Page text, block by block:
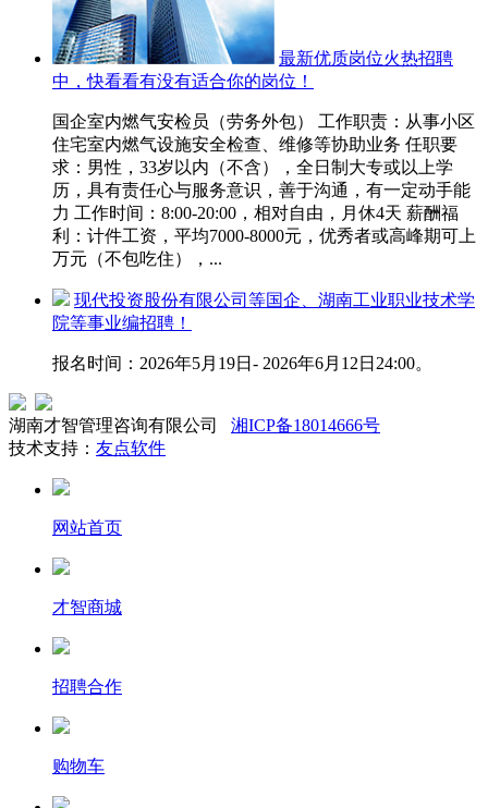
最新优质岗位火热招聘
中，快看看有没有适合你的岗位！
国企室内燃气安检员（劳务外包） 工作职责：从事小区
住宅室内燃气设施安全检查、维修等协助业务 任职要
求：男性，33岁以内（不含），全日制大专或以上学
历，具有责任心与服务意识，善于沟通，有一定动手能
力 工作时间：8:00-20:00，相对自由，月休4天 薪酬福
利：计件工资，平均7000-8000元，优秀者或高峰期可上
万元（不包吃住），...
现代投资股份有限公司等国企、湖南工业职业技术学
院等事业编招聘！
报名时间：2026年5月19日- 2026年6月12日24:00。
湖南才智管理咨询有限公司 湘ICP备18014666号
技术支持： 友点软件
网站首页
才智商城
招聘合作
购物车